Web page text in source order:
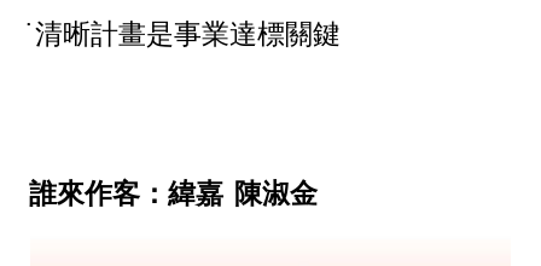
˙清晰計畫是事業達標關鍵
誰來作客：緯嘉 陳淑金